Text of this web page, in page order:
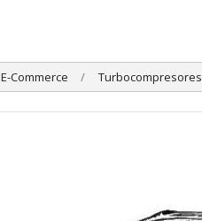
E-Commerce Turbocompresores